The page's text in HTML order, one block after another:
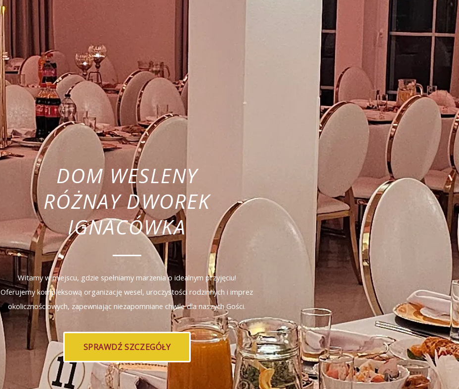
DOM WESLENY
RÓŻNAY DWOREK
IGNACÓWKA
Witamy w miejscu, gdzie spełniamy marzenia o idealnym przyjęciu!
Oferujemy kompleksową organizację wesel, uroczystości rodzinnych i imprez
okolicznościowych, zapewniając niezapomniane chwile dla naszych Gości.
SPRAWDŹ SZCZEGÓŁY